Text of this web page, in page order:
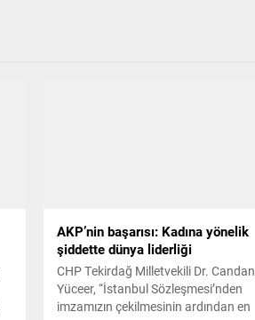
AKP’nin başarısı: Kadına yönelik
şiddette dünya liderliği
CHP Tekirdağ Milletvekili Dr. Candan
Yüceer, “İstanbul Sözleşmesi’nden
imzamızın çekilmesinin ardından en